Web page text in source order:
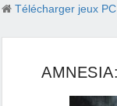
Télécharger jeux